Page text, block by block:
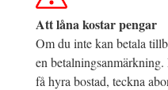
Att låna kostar pengar
Om du inte kan betala
en
få hyra bostad, teckna